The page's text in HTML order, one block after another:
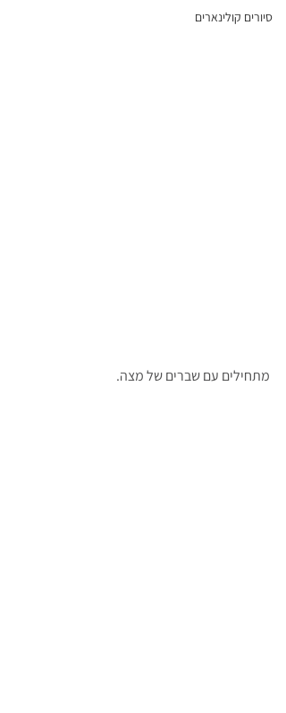
סיורים קולינארים
מתחילים עם שברים של מצה.